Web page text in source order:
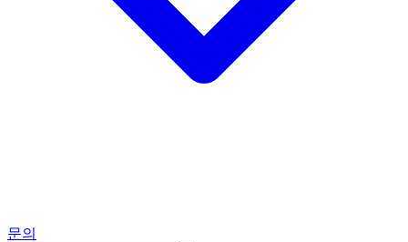
문의